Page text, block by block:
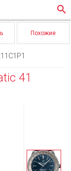
search
Похожие
41